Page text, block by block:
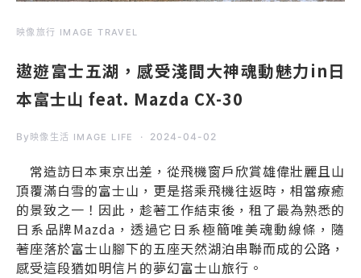
映像旅行 IMAGE TRAVEL
遨遊富士五湖，感受淺間大神魂動魅力in日
本富士山 feat. Mazda CX-30
By 映像生活 IMAGE LIFE 2024-04-02
常造訪日本東京出差，從飛機窗戶欣賞雄偉壯麗且山
頂覆滿白雪的富士山，更是搭乘飛機往返時，相當療癒
的景致之一！因此，趁著工作結束後，租了最為熟悉的
日系品牌Mazda，透過它日系極簡唯美魂動線條，隨
著座落於富士山腳下的五座天然湖泊串聯而成的公路，
感受這段猶如明信片的夢幻富士山旅行。